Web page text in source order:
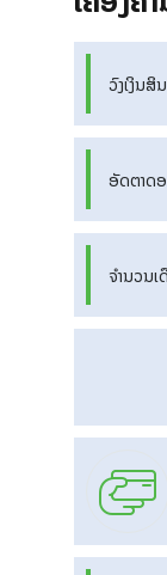
ວົງເງິນສິ
ອັດຕາດອ
ຈໍານວນ